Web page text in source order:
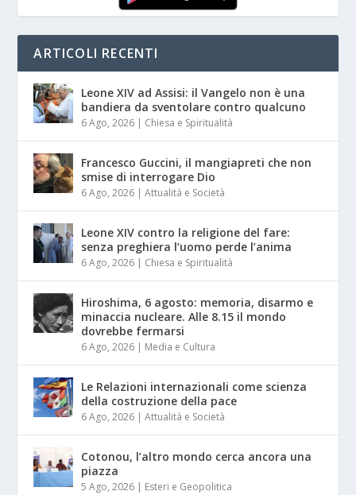
ARTICOLI RECENTI
Leone XIV ad Assisi: il Vangelo non è una
bandiera da sventolare contro qualcuno
6 Ago, 2026 | Chiesa e Spiritualità
Francesco Guccini, il mangiapreti che non
smise di interrogare Dio
6 Ago, 2026 |Attualità e Società
Leone XIV contro la religione del fare:
senza preghiera l’uomo perde l’anima
6 Ago, 2026 | Chiesa e Spiritualità
Hiroshima, 6 agosto: memoria, disarmo e
minaccia nucleare. Alle 8.15 il mondo
dovrebbe fermarsi
6 Ago, 2026 | Media e Cultura
Le Relazioni internazionali come scienza
della costruzione della pace
6 Ago, 2026 |Attualità e Società
Cotonou, l’altro mondo cerca ancora una
piazza
5 Ago, 2026 | Esteri e Geopolitica